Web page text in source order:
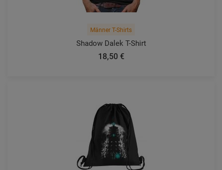
Männer T-Shirts
Shadow Dalek T-Shirt
18,50 €